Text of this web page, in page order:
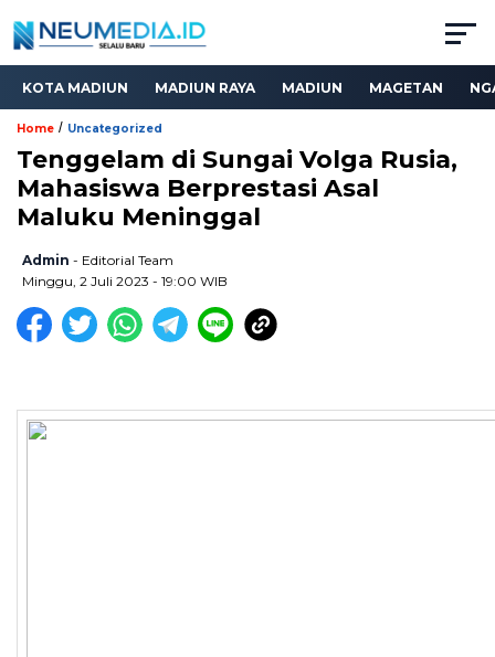
KOTA MADIUN MADIUN RAYA MADIUN MAGETAN
Home / Uncategorized
Tenggelam di Sungai Volga Rusia,
Mahasiswa Berprestasi Asal
Maluku Meninggal
Admin - Editorial Team
Minggu, 2 Juli 2023 - 19:00 WIB